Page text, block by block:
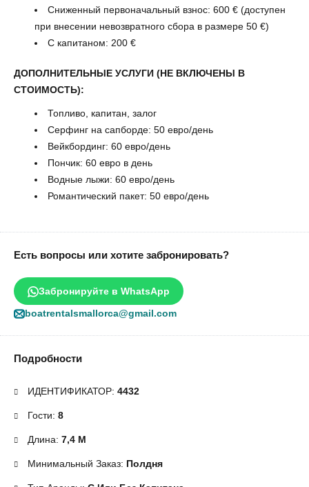
Сниженный первоначальный взнос: 600 € (доступен
при внесении невозвратного сбора в размере 50 €)
С капитаном: 200 €
ДОПОЛНИТЕЛЬНЫЕ УСЛУГИ (НЕ ВКЛЮЧЕНЫ В
СТОИМОСТЬ):
Топливо, капитан, залог
Серфинг на сапборде: 50 евро/день
Вейкбординг: 60 евро/день
Пончик: 60 евро в день
Водные лыжи: 60 евро/день
Романтический пакет: 50 евро/день
Есть вопросы или хотите забронировать?
Забронируйте в WhatsApp
boatrentalsmallorca@gmail.com
Подробности
ИДЕНТИФИКАТОР: 4432
Гости: 8
Длина: 7,4 М
Минимальный Заказ: Полдня